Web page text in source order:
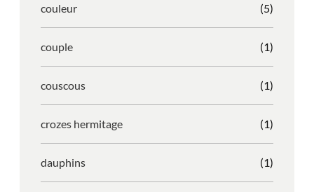
couleur (5)
couple (1)
couscous (1)
crozes hermitage (1)
dauphins (1)